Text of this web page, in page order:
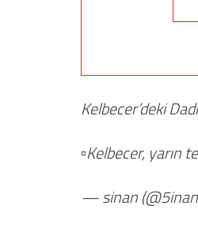
Kelbecer’deki
▫️Kelbecer, yarın
— sinan